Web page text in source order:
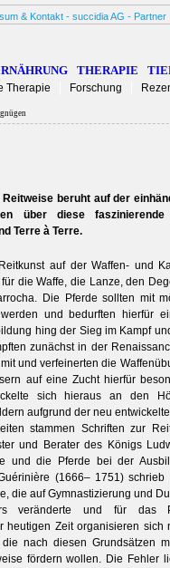
& Kontakt - succidia AG - Partner
THERAPIE
Therapie Forschung
beruht auf der
über diese
Terre à Terre.
auf der Waffen- und
die Waffe, die Lanze, den
Die Pferde sollten mit
und bedurften hierfür
hing der Sieg im Kampf
zunächst in der
und verfeinerten die
auf eine Zucht hierfür
sich hieraus an den
aufgrund der neu
stammen Schriften zur
und Berater des Königs
und die Pferde bei der
(1666– 1751)
die auf Gymnastizierung und
veränderte und für das
heutigen Zeit organisieren sich
nach diesen Grundsätzen
fördern wollen. Die Fehler